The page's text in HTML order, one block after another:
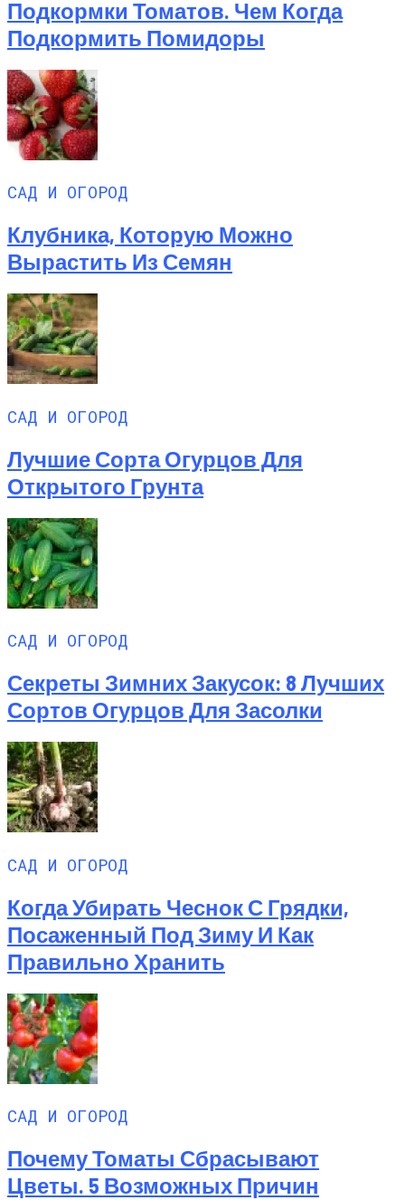
Подкормки Томатов. Чем Когда
Подкормить Помидоры
САД И ОГОРОД
Клубника, Которую Можно
Вырастить Из Семян
САД И ОГОРОД
Лучшие Сорта Огурцов Для
Открытого Грунта
САД И ОГОРОД
Секреты Зимних Закусок: 8 Лучших
Сортов Огурцов Для Засолки
САД И ОГОРОД
Когда Убирать Чеснок С Грядки,
Посаженный Под Зиму И Как
Правильно Хранить
САД И ОГОРОД
Почему Томаты Сбрасывают
Цветы. 5 Возможных Причин